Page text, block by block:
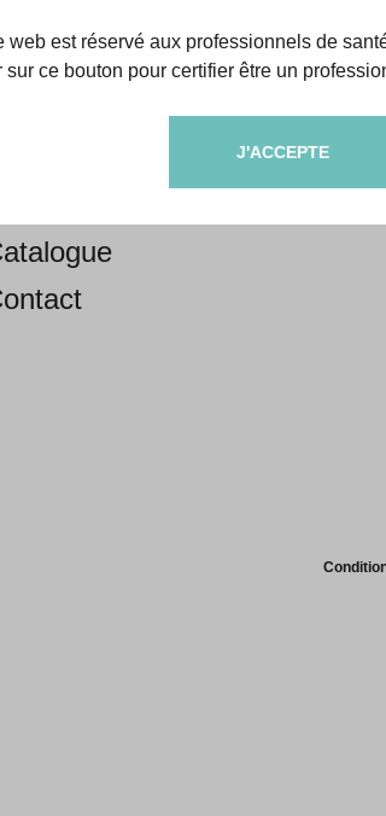
web est réservé aux professionnels de
sur ce bouton pour certifier être un
J'ACCEPTE